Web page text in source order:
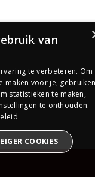
van
te verbeteren. Om
maken voor je,
statistieken te maken,
te onthouden.
COOKIES